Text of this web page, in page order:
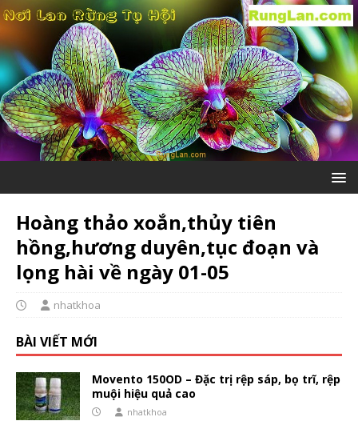
Hoàng thảo xoắn,thủy tiên
hồng,hương duyên,tục đoạn và
lọng hài về ngày 01-05
nhatkhoa
BÀI VIẾT MỚI
Movento 150OD – Đặc trị rệp sáp, bọ trĩ, rệp
muội hiệu quả cao
nhatkhoa